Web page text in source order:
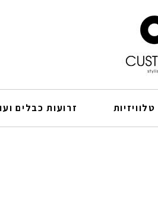
טלוויזיות זרועות כבלים